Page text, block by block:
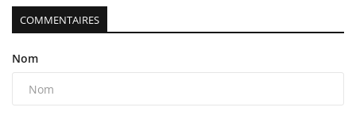
COMMENTAIRES
Nom